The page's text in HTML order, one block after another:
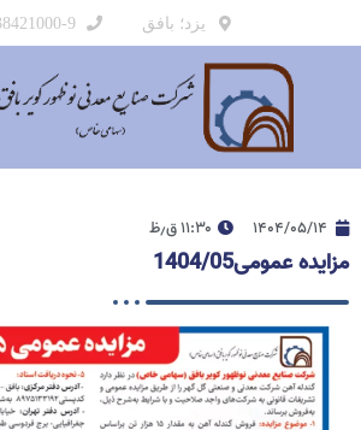
یزد؛ بافق 9
۱۴۰۴/۰۵/۱۴ ۱۱:۳۰ ق٫ظ
مزایده عمومی1404/05